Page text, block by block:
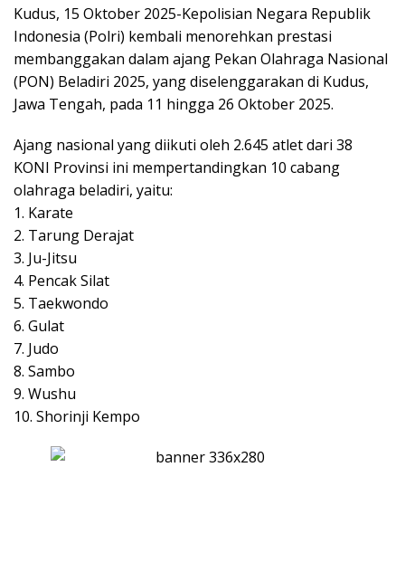
Kudus, 15 Oktober 2025-Kepolisian Negara Republik
Indonesia (Polri) kembali menorehkan prestasi
membanggakan dalam ajang Pekan Olahraga Nasional
(PON) Beladiri 2025, yang diselenggarakan di Kudus,
Jawa Tengah, pada 11 hingga 26 Oktober 2025.
Ajang nasional yang diikuti oleh 2.645 atlet dari 38
KONI Provinsi ini mempertandingkan 10 cabang
olahraga beladiri, yaitu:
1. Karate
2. Tarung Derajat
3. Ju-Jitsu
4. Pencak Silat
5. Taekwondo
6. Gulat
7. Judo
8. Sambo
9. Wushu
10. Shorinji Kempo